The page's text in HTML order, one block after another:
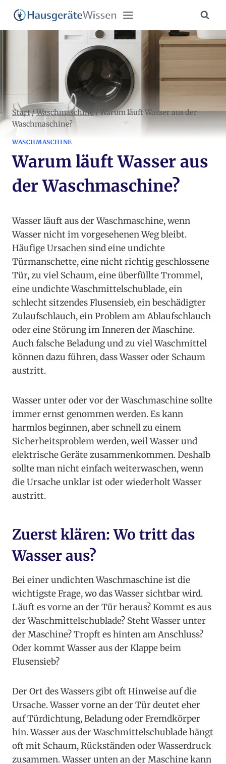
Zum
Inhalt
springen
Start/Waschmaschine/Warum läuft Wasser aus der
Waschmaschine?
WASCHMASCHINE
Warum läuft Wasser aus
der Waschmaschine?
Wasser läuft aus der Waschmaschine, wenn
Wasser nicht im vorgesehenen Weg bleibt.
Häufige Ursachen sind eine undichte
Türmanschette, eine nicht richtig geschlossene
Tür, zu viel Schaum, eine überfüllte Trommel,
eine undichte Waschmittelschublade, ein
schlecht sitzendes Flusensieb, ein beschädigter
Zulaufschlauch, ein Problem am Ablaufschlauch
oder eine Störung im Inneren der Maschine.
Auch falsche Beladung und zu viel Waschmittel
können dazu führen, dass Wasser oder Schaum
austritt.
Wasser unter oder vor der Waschmaschine sollte
immer ernst genommen werden. Es kann
harmlos beginnen, aber schnell zu einem
Sicherheitsproblem werden, weil Wasser und
elektrische Geräte zusammenkommen. Deshalb
sollte man nicht einfach weiterwaschen, wenn
die Ursache unklar ist oder wiederholt Wasser
austritt.
Zuerst klären: Wo tritt das
Wasser aus?
Bei einer undichten Waschmaschine ist die
wichtigste Frage, wo das Wasser sichtbar wird.
Läuft es vorne an der Tür heraus? Kommt es aus
der Waschmittelschublade? Steht Wasser unter
der Maschine? Tropft es hinten am Anschluss?
Oder kommt Wasser aus der Klappe beim
Flusensieb?
Der Ort des Wassers gibt oft Hinweise auf die
Ursache. Wasser vorne an der Tür deutet eher
auf Türdichtung, Beladung oder Fremdkörper
hin. Wasser aus der Waschmittelschublade hängt
oft mit Schaum, Rückständen oder Wasserdruck
zusammen. Wasser unten an der Maschine kann